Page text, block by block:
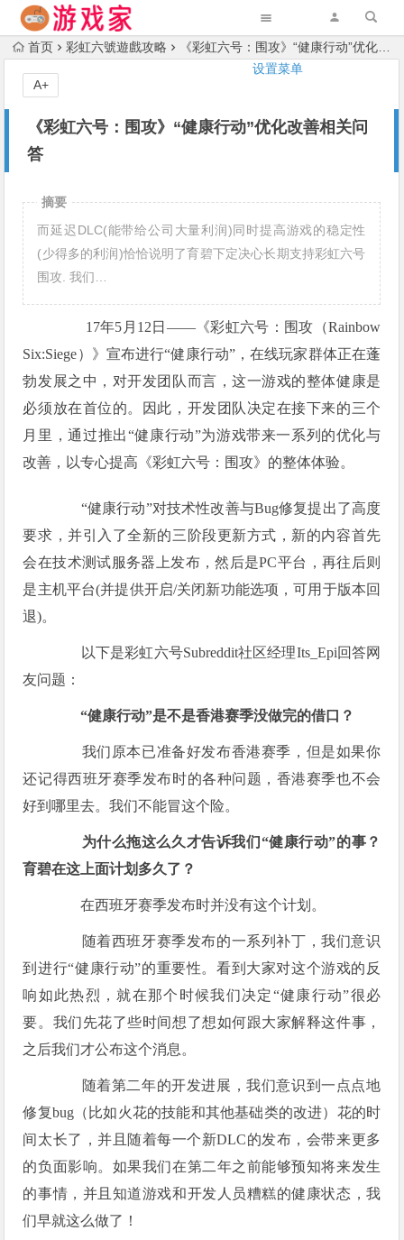
设置菜单
首页 彩虹六號遊戲攻略 《彩虹六号：围攻》“健康行动”优化改善相关问答
《彩虹六号：围攻》“健康行动”优化改善相关问
答
A+
摘要
而延迟DLC(能带给公司大量利润)同时提高游戏的稳定性
(少得多的利润)恰恰说明了育碧下定决心长期支持彩虹六号
围攻. 我们…
17年5月12日——《彩虹六号：围攻 （Rainbow
Six:Siege）》宣布进行“健康行动”，在线玩家群体正在蓬
勃发展之中，对开发团队而言，这一游戏的整体健康是
必须放在首位的。因此，开发团队决定在接下来的三个
月里，通过推出“健康行动”为游戏带来一系列的优化与
改善，以专心提高《彩虹六号：围攻》的整体体验。
“健康行动”对技术性改善与Bug修复提出了高度
要求，并引入了全新的三阶段更新方式，新的内容首先
会在技术测试服务器上发布，然后是PC平台，再往后则
是主机平台(并提供开启/关闭新功能选项，可用于版本回
退)。
以下是彩虹六号Subreddit社区经理Its_Epi回答网
友问题：
“健康行动”是不是香港赛季没做完的借口？
我们原本已准备好发布香港赛季，但是如果你
还记得西班牙赛季发布时的各种问题，香港赛季也不会
好到哪里去。我们不能冒这个险。
为什么拖这么久才告诉我们“健康行动”的事？
育碧在这上面计划多久了？
在西班牙赛季发布时并没有这个计划。
随着西班牙赛季发布的一系列补丁，我们意识
到进行“健康行动”的重要性。看到大家对这个游戏的反
响如此热烈，就在那个时候我们决定“健康行动”很必
要。我们先花了些时间想了想如何跟大家解释这件事，
之后我们才公布这个消息。
随着第二年的开发进展，我们意识到一点点地
修复bug（比如火花的技能和其他基础类的改进）花的时
间太长了，并且随着每一个新DLC的发布，会带来更多
的负面影响。如果我们在第二年之前能够预知将来发生
的事情，并且知道游戏和开发人员糟糕的健康状态，我
们早就这么做了！